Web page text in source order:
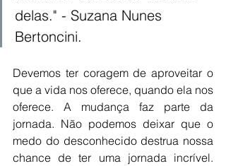
delas." - Suzana Nunes
Bertoncini.
Devemos ter coragem de aproveitar o
que a vida nos oferece, quando ela nos
oferece. A mudança faz parte da
jornada. Não podemos deixar que o
medo do desconhecido destrua nossa
chance de ter uma jornada incrível.